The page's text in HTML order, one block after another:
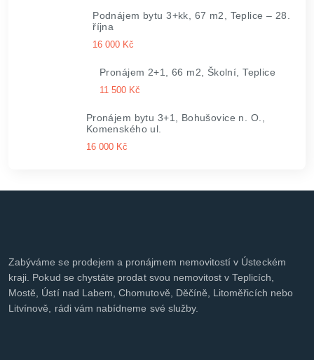
Podnájem bytu 3+kk, 67 m2, Teplice – 28.
října
16 000 Kč
Pronájem 2+1, 66 m2, Školní, Teplice
11 500 Kč
Pronájem bytu 3+1, Bohušovice n. O.,
Komenského ul.
16 000 Kč
Zabýváme se prodejem a pronájmem nemovitostí v Ústeckém
kraji. Pokud se chystáte prodat svou nemovitost v Teplicích,
Mostě, Ústí nad Labem, Chomutově, Děčíně, Litoměřicích nebo
Litvínově, rádi vám nabídneme své služby.